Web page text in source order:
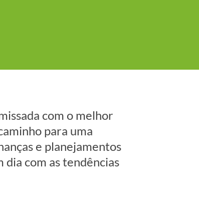
com o melhor
para uma
e planejamentos
dia com as tendências